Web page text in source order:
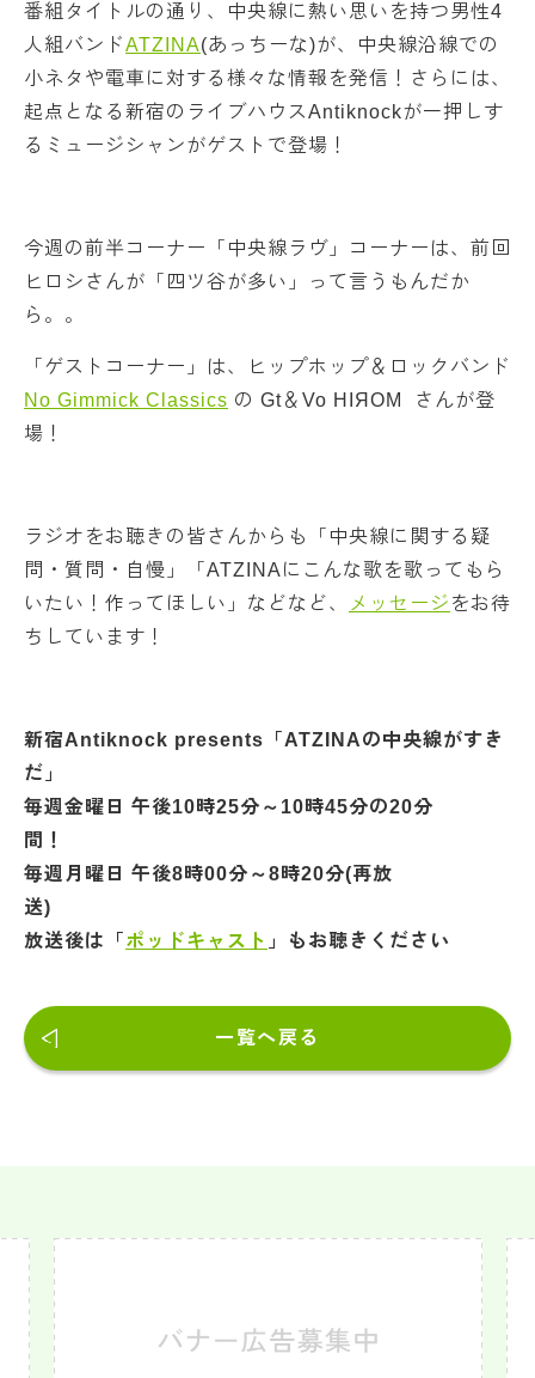
番組タイトルの通り、中央線に熱い思いを持つ男性4
人組バンドATZINA(あっちーな)が、中央線沿線での
小ネタや電車に対する様々な情報を発信！さらには、
起点となる新宿のライブハウスAntiknockが一押しす
るミュージシャンがゲストで登場！
今週の前半コーナー「中央線ラヴ」コーナーは、前回
ヒロシさんが「四ツ谷が多い」って言うもんだか
ら。。
「ゲストコーナー」は、ヒップホップ＆ロックバンド
No Gimmick Classics の Gt＆Vo HIЯOM さんが登
場！
ラジオをお聴きの皆さんからも「中央線に関する疑
問・質問・自慢」「ATZINAにこんな歌を歌ってもら
いたい！作ってほしい」などなど、
メッセージ をお待
ちしています！
新宿Antiknock presents「ATZINAの中央線がすき
だ」
毎週金曜日 午後10時25分～10時45分の20分
毎週月曜日 午後8時00分～8時20分(再放
放送後は「 ポッドキャスト 」もお聴きくださ い
一覧へ戻る